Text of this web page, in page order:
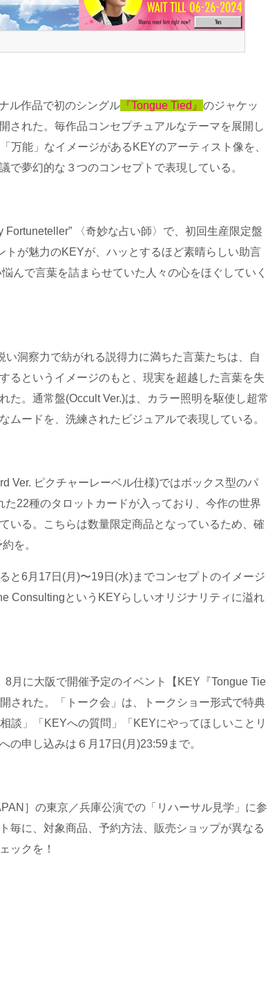
ル作品で初のシングル 『Tongue Tied』 のジャケッ
された。毎作品コンセプチュアルなテーマを展開し
万能」なイメージがあるKEYのアーティスト像を、
で夢幻的な３つのコンセプトで表現している。
Fortuneteller” 〈奇妙な占い師〉で、初回生産限定盤
トが魅力のKEYが、ハッとするほど素晴らしい助言
んで言葉を詰まらせていた人々の心をほぐしていく
洞察力で紡がれる説得力に満ちた言葉たちは、自
るというイメージのもと、現実を超越した言葉を失
た。通常盤(Occult Ver.)は、カラー照明を駆使し超常
ムードを、洗練されたビジュアルで表現している。
Ver. ピクチャーレーベル仕様)ではボックス型のパ
22種のタロットカードが入っており、今作の世界
いる。こちらは数量限定商品となっているため、確
を。
と6月17日(月)〜19日(水)までコンセプトのイメージ
ConsultingというKEYらしいオリジナリティに溢れ
月に大阪で開催予定のイベント【KEY『Tongue Tie
された。「トーク会」は、トークショー形式で特典
談」「KEYへの質問」「KEYにやってほしいことリ
の申し込みは６月17日(月)23:59まで。
］の東京／兵庫公演での「リハーサル見学」に参
毎に、対象商品、予約方法、販売ショップが異なる
ックを！